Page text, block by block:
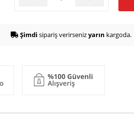
Şimdi sipariş verirsenizyarın kargoda.